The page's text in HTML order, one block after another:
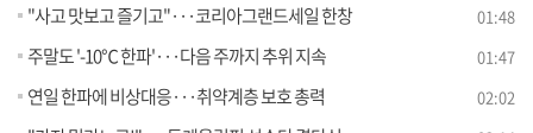
"사고 맛보고 즐기고"···코리아그랜드세일 한창 01:48
주말도 '-10℃ 한파'···다음 주까지 추위 지속 01:47
연일 한파에 비상대응···취약계층 보호 총력 02:02